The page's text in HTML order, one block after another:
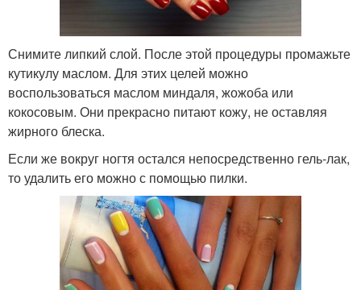
Снимите липкий слой. После этой процедуры промажьте
кутикулу маслом. Для этих целей можно
воспользоваться маслом миндаля, жожоба или
кокосовым. Они прекрасно питают кожу, не оставляя
жирного блеска.
Если же вокруг ногтя остался непосредственно гель-лак,
то удалить его можно с помощью пилки.